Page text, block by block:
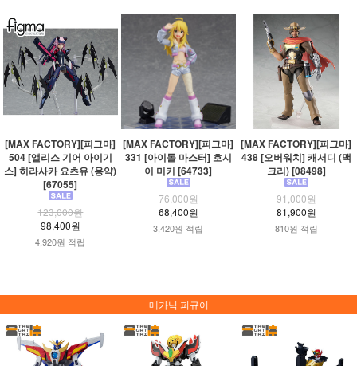
[MAX FACTORY][피그마]
504 [앨리스 기어 아이기
스] 히라사카 요츠유 (용약)
[67055]
123,000원
98,400원
4,920원 적립
[MAX FACTORY][피그마]
331 [아이돌 마스터] 호시
이 미키 [64733]
76,000원
68,400원
3,420원 적립
[MAX FACTORY][피그마]
438 [오버워치] 캐서디 (맥
크리) [08498]
91,000원
81,900원
810원 적립
메카닉 피규어